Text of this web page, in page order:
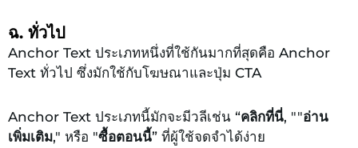
ฉ. ทั่วไป
Anchor Text ประเภทหนึ่งที่ใช้กันมากที่สุดคือ Anchor
Text ทั่วไป ซึ่งมักใช้กับโฆษณาและปุ่ม CTA
Anchor Text ประเภทนี้มักจะมีวลีเช่น “คลิกที่นี่, ""อ่าน
เพิ่มเติม," หรือ "ซื้อตอนนี้” ที่ผู้ใช้จดจำได้ง่าย